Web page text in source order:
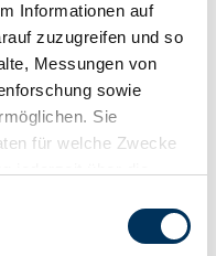
Informationen auf
zuzugreifen und so
Messungen von
sowie
Sie
für welche Zwecke